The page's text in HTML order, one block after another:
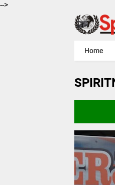
-->
Home